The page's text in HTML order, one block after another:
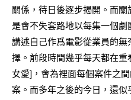
關係，待日後逐步揭開。而關
是會不失套路地以每集一個劇
講述自己作爲電影從業員的無
擇。前段時間幾乎每天都在重
女愛]，會為裡面每個案件之
案。而多年之後的今日，還似